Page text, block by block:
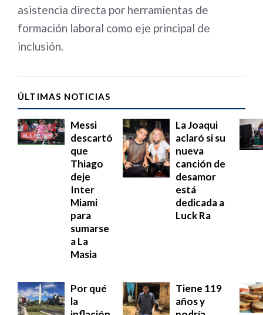
asistencia directa por herramientas de
formación laboral como eje principal de
inclusión.
ÚLTIMAS NOTICIAS
Messi
descartó
que
Thiago
deje
Inter
Miami
para
sumarse
a La
Masia
La Joaqui
aclaró si su
nueva
canción de
desamor
está
dedicada a
Luck Ra
Por qué
la
Tiene 119
años y